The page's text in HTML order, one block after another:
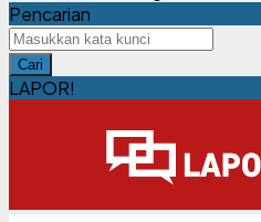
Pencarian
Cari
LAPOR!